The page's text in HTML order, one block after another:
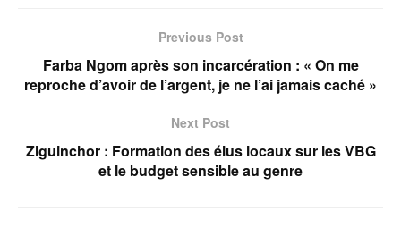
Previous Post
Farba Ngom après son incarcération : « On me
reproche d’avoir de l’argent, je ne l’ai jamais caché »
Next Post
Ziguinchor : Formation des élus locaux sur les VBG
et le budget sensible au genre